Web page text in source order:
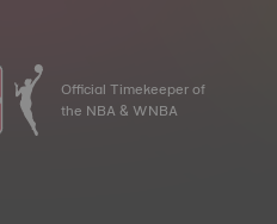
Official Timekeeper of
the NBA & WNBA